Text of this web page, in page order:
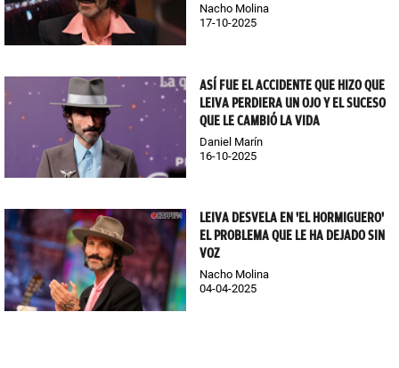
Nacho Molina
17-10-2025
ASÍ FUE EL ACCIDENTE QUE HIZO QUE
LEIVA PERDIERA UN OJO Y EL SUCESO
QUE LE CAMBIÓ LA VIDA
Daniel Marín
16-10-2025
LEIVA DESVELA EN 'EL HORMIGUERO'
EL PROBLEMA QUE LE HA DEJADO SIN
VOZ
Nacho Molina
04-04-2025